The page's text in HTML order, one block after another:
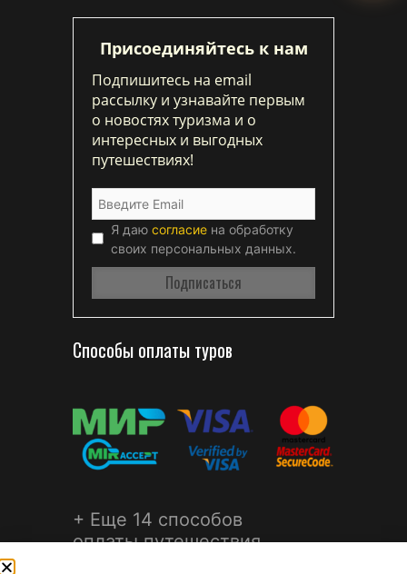
Присоединяйтесь к нам
Подпишитесь на email
рассылку и узнавайте первым
о новостях туризма и о
интересных и выгодных
путешествиях!
Я даю согласие на обработку
своих персональных данных.
Способы оплаты туров
+ Еще 14 способов
оплаты путешествия